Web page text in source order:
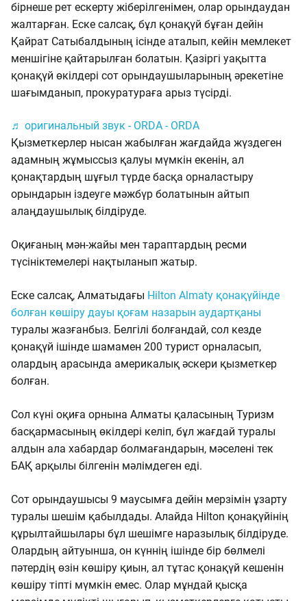
бірнеше рет ескерту жіберілгенімен, олар орындаудан
жалтарған. Еске салсақ, бұл қонақүй бұған дейін
Қайрат Сатыбалдының ісінде аталып, кейін мемлекет
меншігіне қайтарылған болатын. Қазіргі уақытта
қонақүй өкілдері сот орындаушыларының әрекетіне
шағымданып, прокуратураға арыз түсірді.
♬ оригинальный звук - ORDA - ORDA
Қызметкерлер нысан жабылған жағдайда жүздеген
адамның жұмыссыз қалуы мүмкін екенін, ал
қонақтардың шұғыл түрде басқа орналастыру
орындарын іздеуге мәжбүр болатынын айтып
алаңдаушылық білдіруде.
Оқиғаның мән-жайы мен тараптардың ресми
түсініктемелері нақтыланып жатыр.
Еске салсақ, Алматыдағы Hilton Almaty қонақүйінде
болған көшіру дауы қоғам назарын аудартқаны
туралы жазғанбыз. Белгілі болғандай, сол кезде
қонақүй ішінде шамамен 200 турист орналасып,
олардың арасында америкалық әскери қызметкер
болған.
Сол күні оқиға орнына Алматы қаласының Туризм
басқармасының өкілдері келіп, бұл жағдай туралы
алдын ала хабардар болмағандарын, мәселені тек
БАҚ арқылы білгенін мәлімдеген еді.
Сот орындаушысы 9 маусымға дейін мерзімін ұзарту
туралы шешім қабылдады. Алайда Hilton қонақүйінің
құрылтайшылары бұл шешімге наразылық білдіруде.
Олардың айтуынша, он күннің ішінде бір бөлмелі
пәтердің өзін көшіру қиын, ал тұтас қонақүй кешенін
көшіру тіпті мүмкін емес. Олар мұндай қысқа